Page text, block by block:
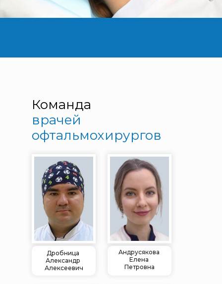
Команда
врачей
офтальмохирургов
Дробница
Александр
Алексеевич
Андрусякова
Елена
Петровна